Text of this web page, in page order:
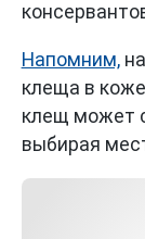
Напомним,
клеща в
клещ может
выбирая